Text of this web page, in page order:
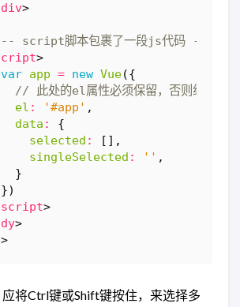
div>
script脚本包裹了一段js代码 -->
>
var app = new Vue({
el : '#app' ,
data :
{
selected :
[],
singleSelected : '' ,
}
})
script>
>
>
将Ctrl键或Shift键按住，来选择多